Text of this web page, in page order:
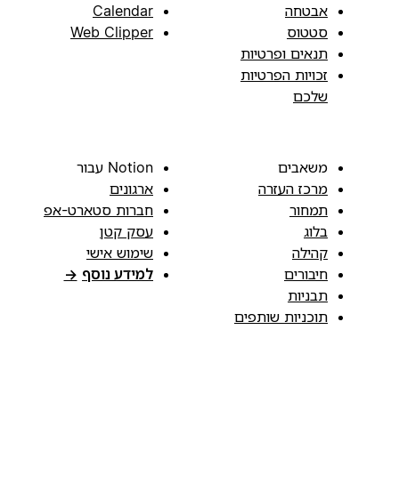
אבטחה
סטטוס
תנאים ופרטיות
זכויות הפרטיות
שלכם
Calendar
Web Clipper
משאבים
מרכז העזרה
תמחור
בלוג
קהילה
חיבורים
תבניות
תוכניות שותפים
Notion עבור
ארגונים
חברות סטארט-אפ
עסק קטן
שימוש אישי
למידע נוסף →